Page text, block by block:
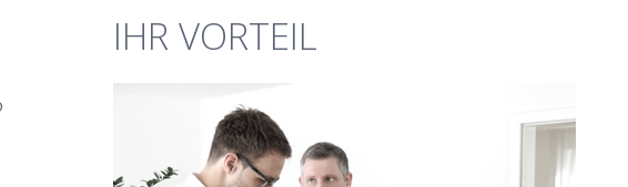
IHR VORTEIL